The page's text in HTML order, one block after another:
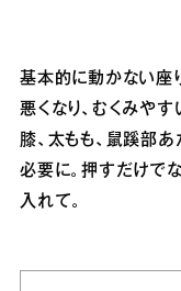
基本的に動かない座
悪くなり、むくみやす
膝、太もも、鼠蹊部
必要に。押すだけで
入れて。